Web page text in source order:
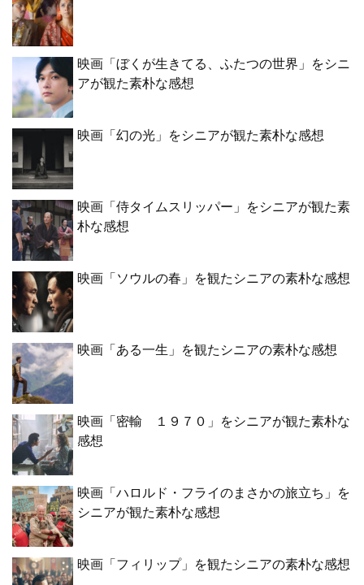
映画「ぼくが生きてる、ふたつの世界」をシニ
アが観た素朴な感想
映画「幻の光」をシニアが観た素朴な感想
映画「侍タイムスリッパー」をシニアが観た素
朴な感想
映画「ソウルの春」を観たシニアの素朴な感想
映画「ある一生」を観たシニアの素朴な感想
映画「密輸 １９７０」をシニアが観た素朴な
感想
映画「ハロルド・フライのまさかの旅立ち」を
シニアが観た素朴な感想
映画「フィリップ」を観たシニアの素朴な感想